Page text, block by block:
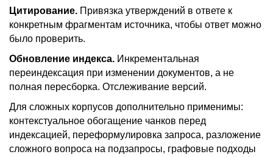
Цитирование. Привязка утверждений в ответе к
конкретным фрагментам источника, чтобы ответ можно
было проверить.
Обновление индекса. Инкрементальная
переиндексация при изменении документов, а не
полная пересборка. Отслеживание версий.
Для сложных корпусов дополнительно применимы:
контекстуальное обогащение чанков перед
индексацией, переформулировка запроса, разложение
сложного вопроса на подзапросы, графовые подходы